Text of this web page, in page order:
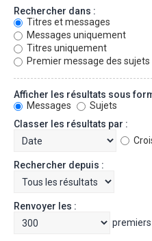
Rechercher dans :
Titres et messages
Messages uniquement
Titres uniquement
Premier message des
Afficher les résultats sous
Messages
Sujets
Classer les résultats par :
Rechercher depuis :
Renvoyer les :